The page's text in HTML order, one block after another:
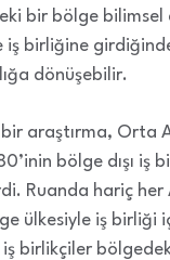
bir bölge bilimsel
iş birliğine
dönüşebilir.
araştırma, Orta
bölge dışı iş
Ruanda hariç
ülkesiyle iş birliği
birlikçiler